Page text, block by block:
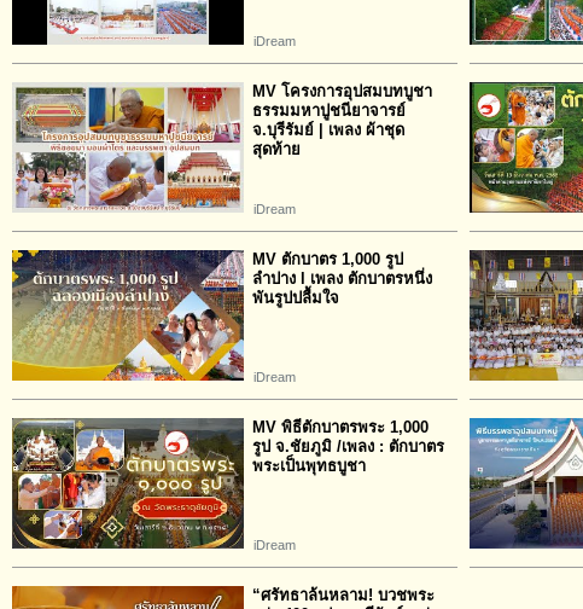
iDream
MV โครงการอุปสมบทบูชา
ธรรมมหาปูชนียาจารย์
จ.บุรีรัมย์ | เพลง ผ้าชุด
สุดท้าย
iDream
MV ตักบาตร 1,000 รูป
ลำปาง l เพลง ตักบาตรหนึ่ง
พันรูปปลื้มใจ
iDream
MV พิธีตักบาตรพระ 1,000
รูป จ.ชัยภูมิ /เพลง : ตักบาตร
พระเป็นพุทธบูชา
iDream
“ศรัทธาล้นหลาม! บวชพระ